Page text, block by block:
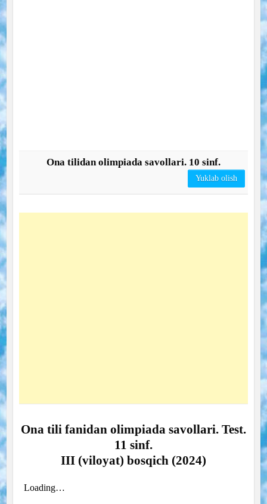
Ona tilidan olimpiada savollari. 10 sinf.
Yuklab olish
Ona tili fanidan olimpiada savollari. Test.
11 sinf.
III (viloyat) bosqich (2024)